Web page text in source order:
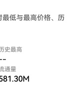
低与最高价格、历
史最高
通量